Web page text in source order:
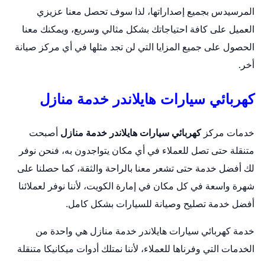
المرسيدس بجميع إصداراتها، لذا سوف تحصل معنا عزيزي
العميل على كافة احتياجاتك بشكل مثالي وسريع، ويمكنك معنا
الحصول على جميع المزايا التي لن تجد مثلها في أي مركز صيانة
أخر.
كهربائي سيارات هايلاندر خدمة منازل
خدمات مركزكهربائي سيارات هايلاندر خدمة منازل أصبحت
متنقلة حتى تصل للعملاء في أي مكان يتواجدون به، فنحن نوفر
لك أفضل خدمة حتى تشعر معنا بالراحة والثقة، كما حصلنا على
شهرة واسعة في كل مكان في إمارة الكويت، لأننا نوفر لعملائنا
أفضل خدمة تصليح وصيانة للسيارات بشكل كامل.
خدمة كهربائي سيارات هايلاندر خدمة منازل هي واحدة من
الخدمات التي وفرناها للعملاء، لأننا نمتلك أدوات ميكانيكا متنقلة